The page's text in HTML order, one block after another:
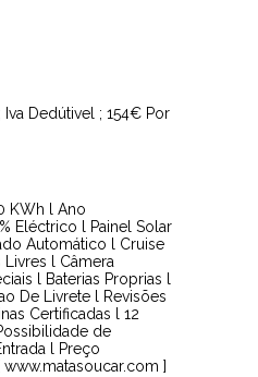
Dedútivel ; 154€ Por
KWh l Ano
Eléctrico l Painel Solar
Automático l Cruise
l Câmera
l Baterias Proprias l
De Livrete l Revisões
Certificadas l 12
de
l Preço
]